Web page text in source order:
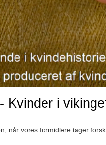
Kvinder i
når vores formidlere tager